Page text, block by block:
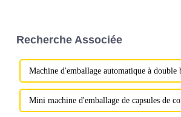
Recherche Associée
Machine d'emballage automatique à
Mini machine d'emballage de capsules de